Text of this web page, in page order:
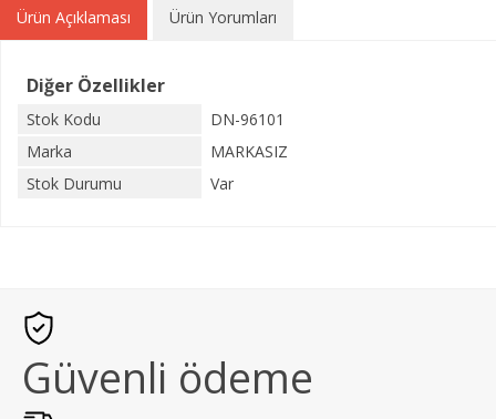
Ürün Açıklaması Ürün Yorumları
Diğer Özellikler
Stok Kodu
DN-96101
Marka
MARKASIZ
Stok Durumu
Var
Güvenli ödeme